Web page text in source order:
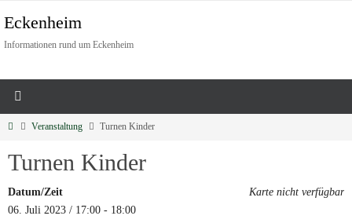
Eckenheim
Informationen rund um Eckenheim
Veranstaltung Turnen Kinder
Turnen Kinder
Karte nicht verfügbar
Datum/Zeit
06. Juli 2023 / 17:00 - 18:00